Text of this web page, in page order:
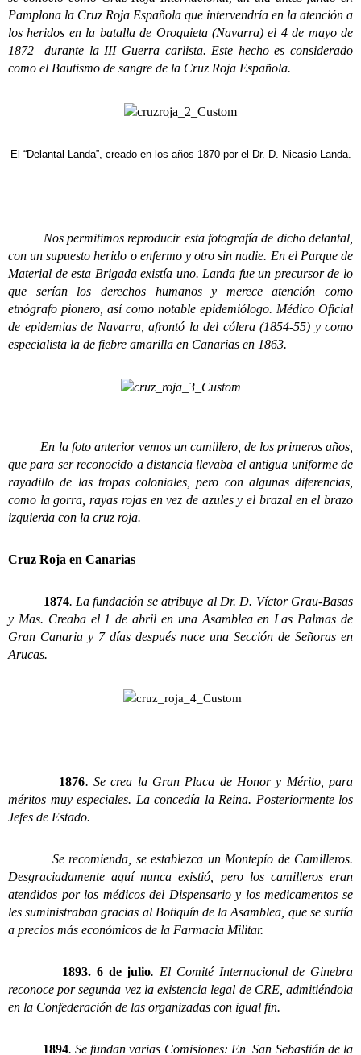
Pamplona la Cruz Roja Española que intervendría en la atención a
los heridos en la batalla de Oroquieta (Navarra) el 4 de mayo de
1872 durante la III Guerra carlista. Este hecho es considerado
como el Bautismo de sangre de la Cruz Roja Española.
El “Delantal Landa”, creado en los años 1870 por el Dr. D. Nicasio Landa.
Nos permitimos reproducir esta fotografía de dicho delantal,
con un supuesto herido o enfermo y otro sin nadie. En el Parque de
Material de esta Brigada existía uno. Landa fue un precursor de lo
que serían los derechos humanos y merece atención como
etnógrafo pionero, así como notable epidemiólogo. Médico Oficial
de epidemias de Navarra, afrontó la del cólera (1854-55) y como
especialista la de fiebre amarilla en Canarias en 1863.
En la foto anterior vemos un camillero, de los primeros años,
que para ser reconocido a distancia llevaba el antigua uniforme de
rayadillo de las tropas coloniales, pero con algunas diferencias,
como la gorra, rayas rojas en vez de azules y el brazal en el brazo
izquierda con la cruz roja.
Cruz Roja en Canarias
1874. La fundación se atribuye al Dr. D. Víctor Grau-Basas
y Mas. Creaba el 1 de abril en una Asamblea en Las Palmas de
Gran Canaria y 7 días después nace una Sección de Señoras en
Arucas.
1876. Se crea la Gran Placa de Honor y Mérito, para
méritos muy especiales. La concedía la Reina. Posteriormente los
Jefes de Estado.
Se recomienda, se establezca un Montepío de Camilleros.
Desgraciadamente aquí nunca existió, pero los camilleros eran
atendidos por los médicos del Dispensario y los medicamentos se
les suministraban gracias al Botiquín de la Asamblea, que se surtía
a precios más económicos de la Farmacia Militar.
1893. 6 de julio. El Comité Internacional de Ginebra
reconoce por segunda vez la existencia legal de CRE, admitiéndola
en la Confederación de las organizadas con igual fin.
1894. Se fundan varias Comisiones: En San Sebastián de la